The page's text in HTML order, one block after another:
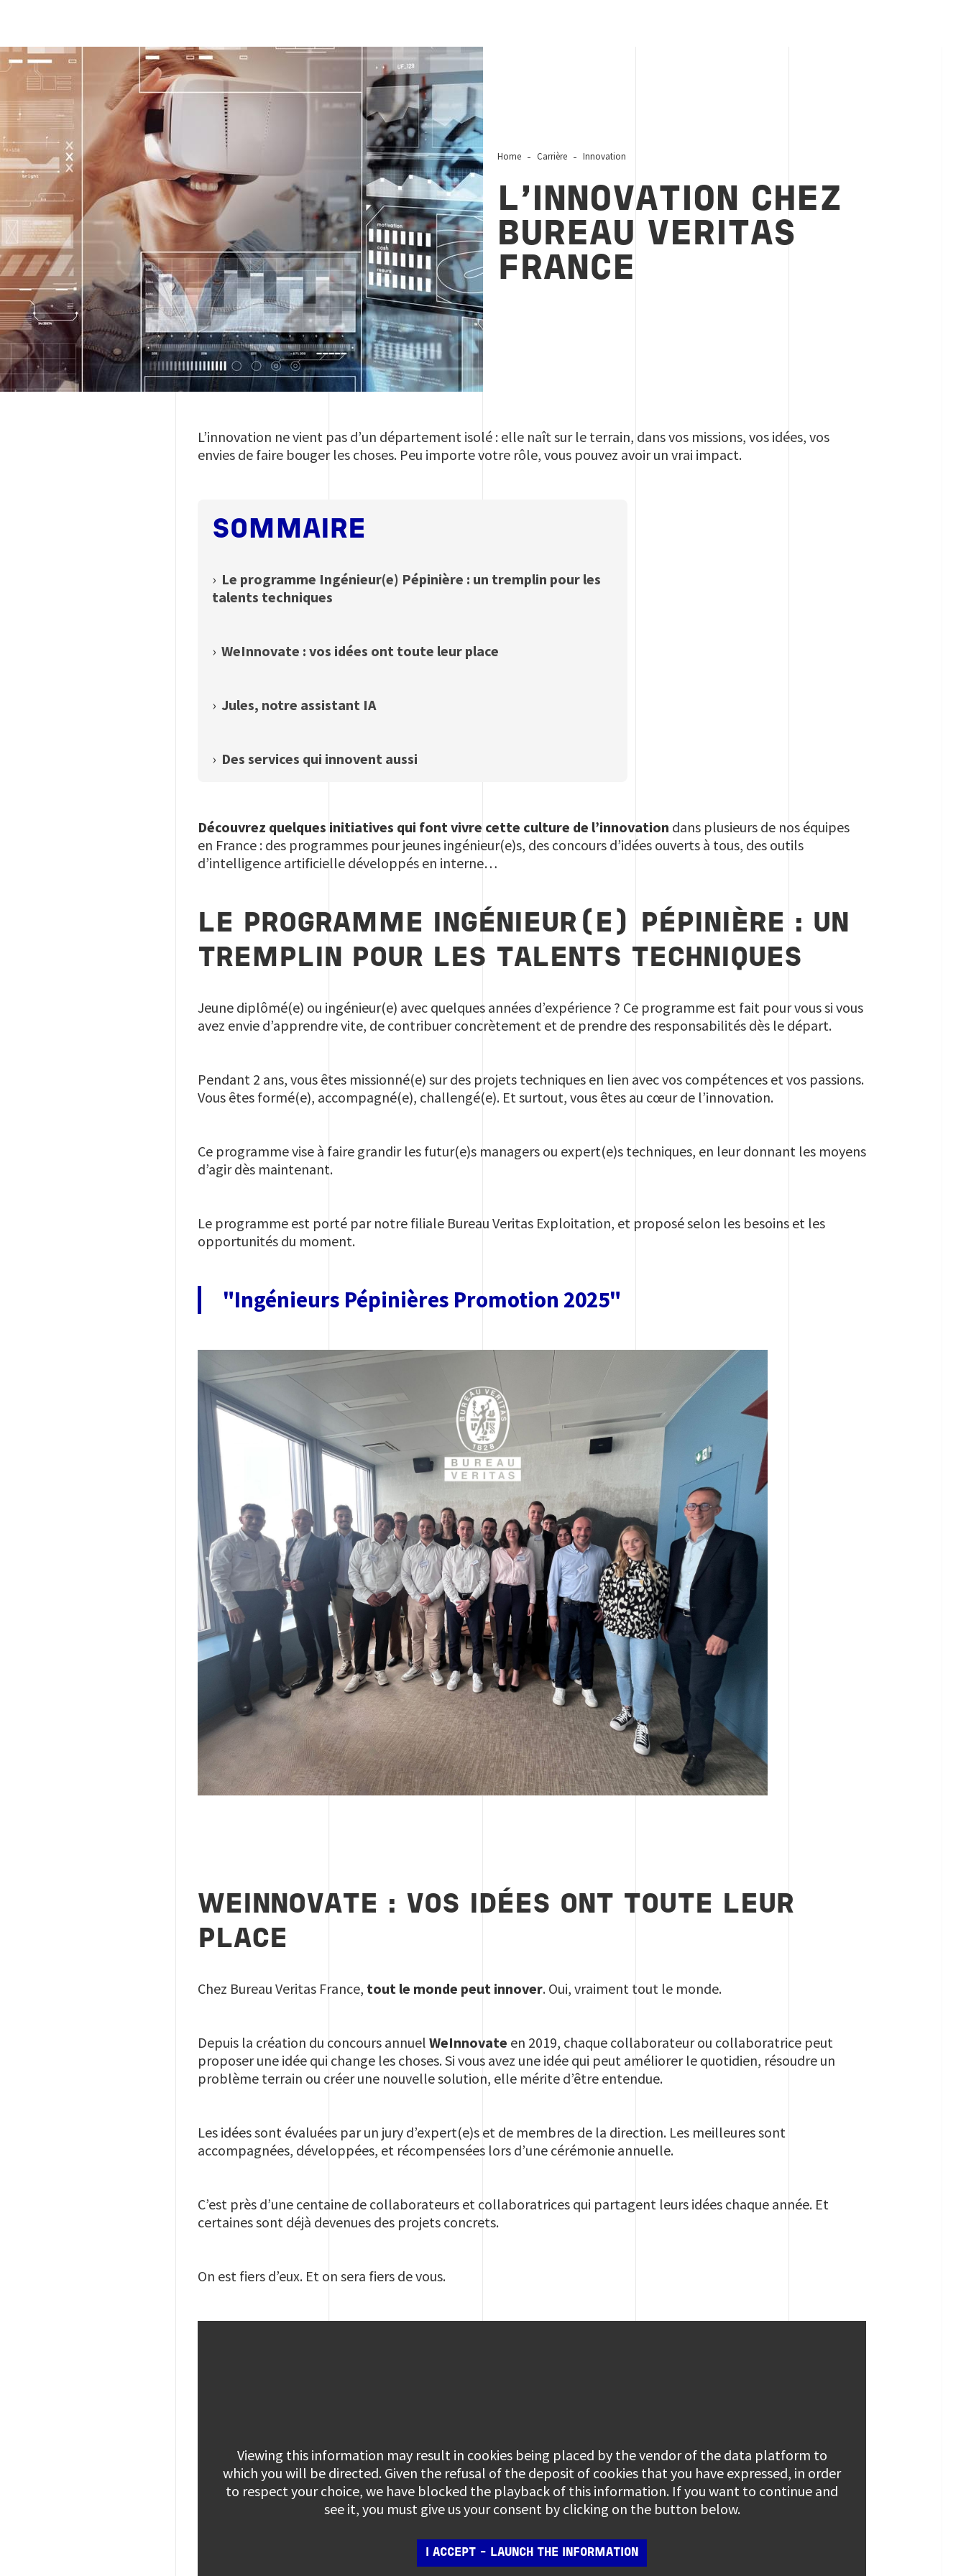
Innovation chez Bureau Vertas
Home Carrière Innovation
L’INNOVATION CHEZ
BUREAU VERITAS
FRANCE
L’innovation ne vient pas d’un département isolé : elle naît sur le terrain, dans vos missions, vos idées, vos
envies de faire bouger les choses. Peu importe votre rôle, vous pouvez avoir un vrai impact.
SOMMAIRE
› Le programme Ingénieur(e) Pépinière : un tremplin pour les
talents techniques
›WeInnovate : vos idées ont toute leur place
›Jules, notre assistant IA
› Des services qui innovent aussi
Découvrez quelques initiatives qui font vivre cette culture de l’innovation dans plusieurs de nos équipes
en France : des programmes pour jeunes ingénieur(e)s, des concours d’idées ouverts à tous, des outils
d’intelligence artificielle développés en interne…
LE PROGRAMME INGÉNIEUR(E) PÉPINIÈRE : UN
TREMPLIN POUR LES TALENTS TECHNIQUES
Jeune diplômé(e) ou ingénieur(e) avec quelques années d’expérience ? Ce programme est fait pour vous si vous
avez envie d’apprendre vite, de contribuer concrètement et de prendre des responsabilités dès le départ.
Pendant 2 ans, vous êtes missionné(e) sur des projets techniques en lien avec vos compétences et vos passions.
Vous êtes formé(e), accompagné(e), challengé(e). Et surtout, vous êtes au cœur de l’innovation.
Ce programme vise à faire grandir les futur(e)s managers ou expert(e)s techniques, en leur donnant les moyens
d’agir dès maintenant.
Le programme est porté par notre filiale Bureau Veritas Exploitation, et proposé selon les besoins et les
opportunités du moment.
"Ingénieurs Pépinières Promotion 2025"
WEINNOVATE : VOS IDÉES ONT TOUTE LEUR
PLACE
Chez Bureau Veritas France, tout le monde peut innover. Oui, vraiment tout le monde.
Depuis la création du concours annuelWeInnovate en 2019, chaque collaborateur ou collaboratrice peut
proposer une idée qui change les choses. Si vous avez une idée qui peut améliorer le quotidien, résoudre un
problème terrain ou créer une nouvelle solution, elle mérite d’être entendue.
Les idées sont évaluées par un jury d’expert(e)s et de membres de la direction. Les meilleures sont
accompagnées, développées, et récompensées lors d’une cérémonie annuelle.
C’est près d’une centaine de collaborateurs et collaboratrices qui partagent leurs idées chaque année. Et
certaines sont déjà devenues des projets concrets.
On est fiers d’eux. Et on sera fiers de vous.
Viewing this information may result in cookies being placed by the vendor of the data platform to
which you will be directed. Given the refusal of the deposit of cookies that you have expressed, in order
to respect your choice, we have blocked the playback of this information. If you want to continue and
see it, you must give us your consent by clicking on the button below.
I ACCEPT - LAUNCH THE INFORMATION